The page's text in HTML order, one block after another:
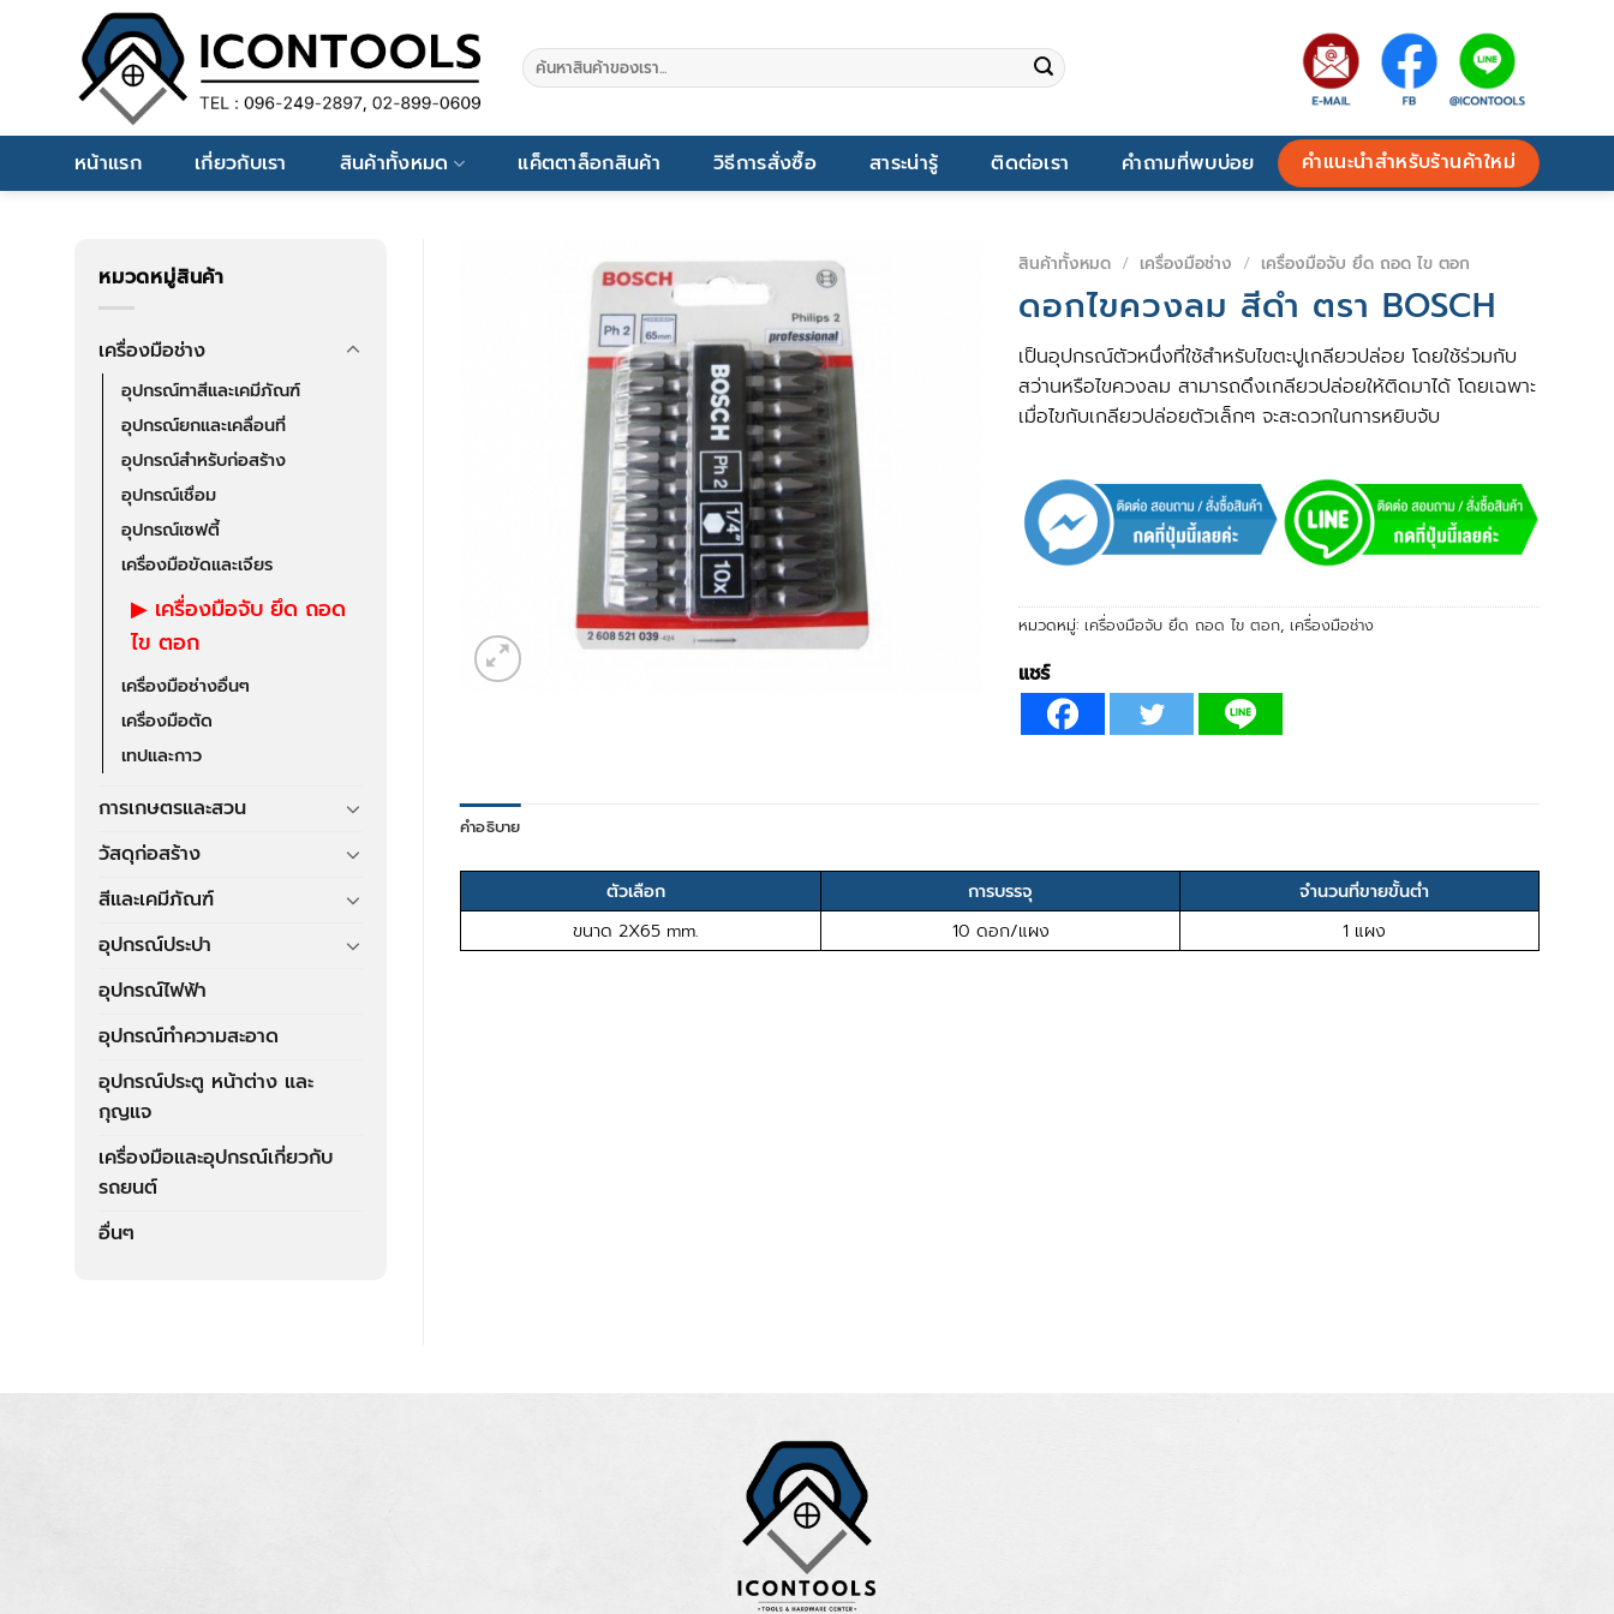
ค้นหา:
หน้าแรก เกี่ยวกับเรา สินค้าทั้งหมด แค็ตตาล็อกสินค้า วิธีการสั่งซื้อ สาระน่ารู้ ติดต่อเรา คำถามที่พบบ่อย คำแนะนำสำหรับร้านค้าใหม่
หมวดหมู่สินค้า
เครื่องมือช่าง
อุปกรณ์ทาสีและเคมีภัณฑ์
อุปกรณ์ยกและเคลื่อนที่
อุปกรณ์สำหรับก่อสร้าง
อุปกรณ์เชื่อม
อุปกรณ์เซฟตี้
เครื่องมือขัดและเจียร
เครื่องมือจับ ยึด ถอด
ไข ตอก
เครื่องมือช่างอื่นๆ
เครื่องมือตัด
เทปและกาว
การเกษตรและสวน
วัสดุก่อสร้าง
สีและเคมีภัณฑ์
อุปกรณ์ประปา
อุปกรณ์ไฟฟ้า
อุปกรณ์ทำความสะอาด
อุปกรณ์ประตู หน้าต่าง และ
กุญแจ
เครื่องมือและอุปกรณ์เกี่ยวกับ
รถยนต์
อื่นๆ
สินค้าทั้งหมด / เครื่องมือช่าง / เครื่องมือจับ ยึด ถอด ไข ตอก
ดอกไขควงลม สีดำ ตรา BOSCH
เป็นอุปกรณ์ตัวหนึ่งที่ใช้สำหรับไขตะปูเกลียวปล่อย โดยใช้ร่วมกับ
สว่านหรือไขควงลม สามารถดึงเกลียวปล่อยให้ติดมาได้ โดยเฉพาะ
เมื่อไขกับเกลียวปล่อยตัวเล็กๆ จะสะดวกในการหยิบจับ
หมวดหมู่: เครื่องมือจับ ยึด ถอด ไข ตอก, เครื่องมือช่าง
แชร์
คำอธิบาย
ตัวเลือก การบรรจุ
จำนวนที่ขายขั้นต่ำ
ขนาด 2X65 mm.
10 ดอก/แผง 1 แผง